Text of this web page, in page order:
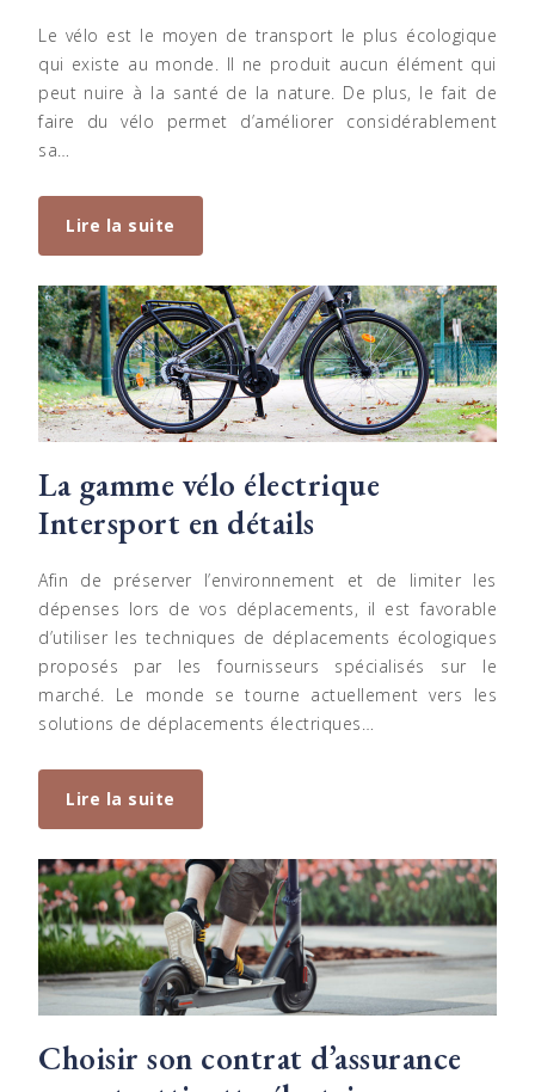
Le vélo est le moyen de transport le plus écologique
qui existe au monde. Il ne produit aucun élément qui
peut nuire à la santé de la nature. De plus, le fait de
faire du vélo permet d’améliorer considérablement
sa…
Lire la suite
La gamme vélo électrique
Intersport en détails
Afin de préserver l’environnement et de limiter les
dépenses lors de vos déplacements, il est favorable
d’utiliser les techniques de déplacements écologiques
proposés par les fournisseurs spécialisés sur le
marché. Le monde se tourne actuellement vers les
solutions de déplacements électriques…
Lire la suite
Choisir son contrat d’assurance